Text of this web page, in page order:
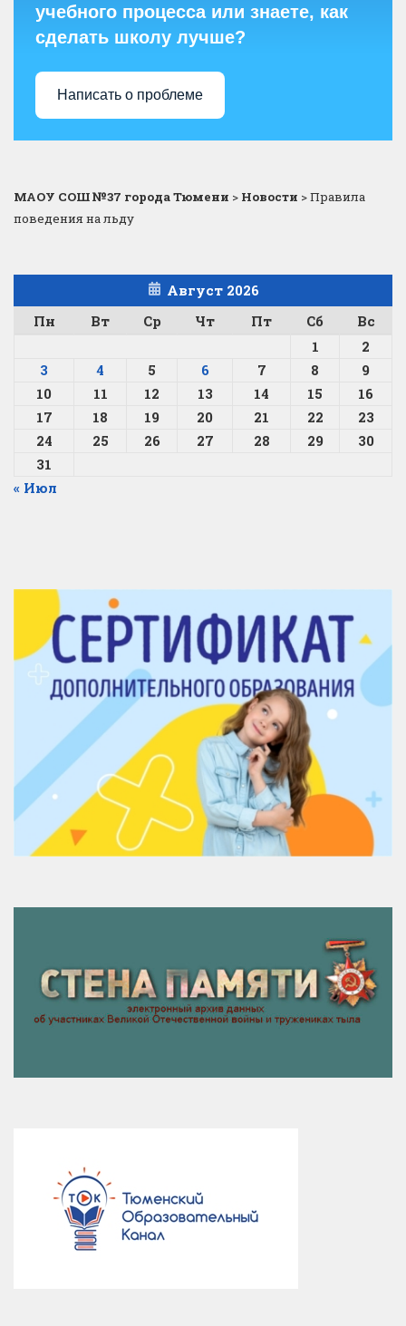
учебного процесса или знаете, как
сделать школу лучше?
Написать о проблеме
МАОУ СОШ №37 города Тюмени > Новости >Правила
поведения на льду
Август 2026
Пн
Вт Ср Чт Пт Сб
Вс
1
2
3
4 5 6 7 8
9
10
11 12 13 14 15
16
17
18 19 20 21 22
23
24
25 26 27 28 29
30
31
« Июл